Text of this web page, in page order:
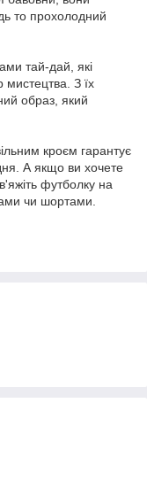
то прохолодний
тай-дай, які
мистецтва. З їх
образ, який
кроєм гарантує
А якщо ви хочете
футболку на
чи шортами.